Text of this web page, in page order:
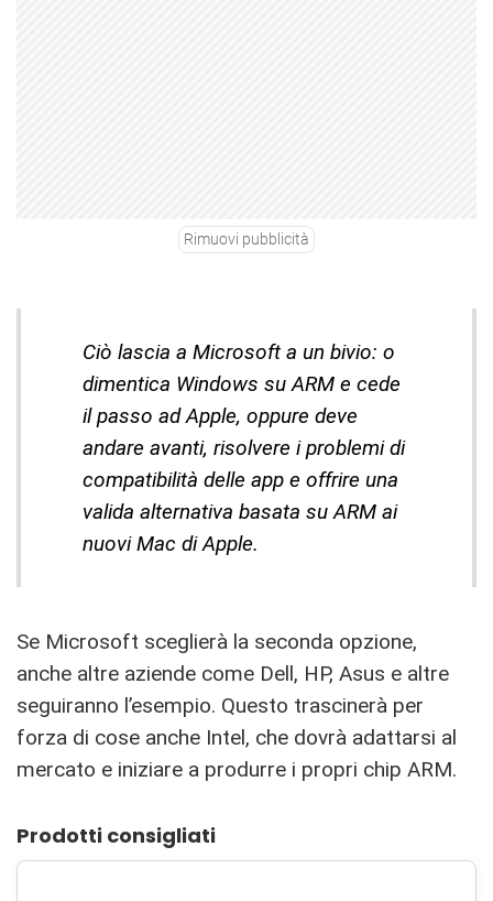
Rimuovi pubblicità
Ciò lascia a Microsoft a un bivio: o
dimentica Windows su ARM e cede
il passo ad Apple, oppure deve
andare avanti, risolvere i problemi di
compatibilità delle app e offrire una
valida alternativa basata su ARM ai
nuovi Mac di Apple.
Se Microsoft sceglierà la seconda opzione,
anche altre aziende come Dell, HP, Asus e altre
seguiranno l’esempio. Questo trascinerà per
forza di cose anche Intel, che dovrà adattarsi al
mercato e iniziare a produrre i propri chip ARM.
Prodotti consigliati